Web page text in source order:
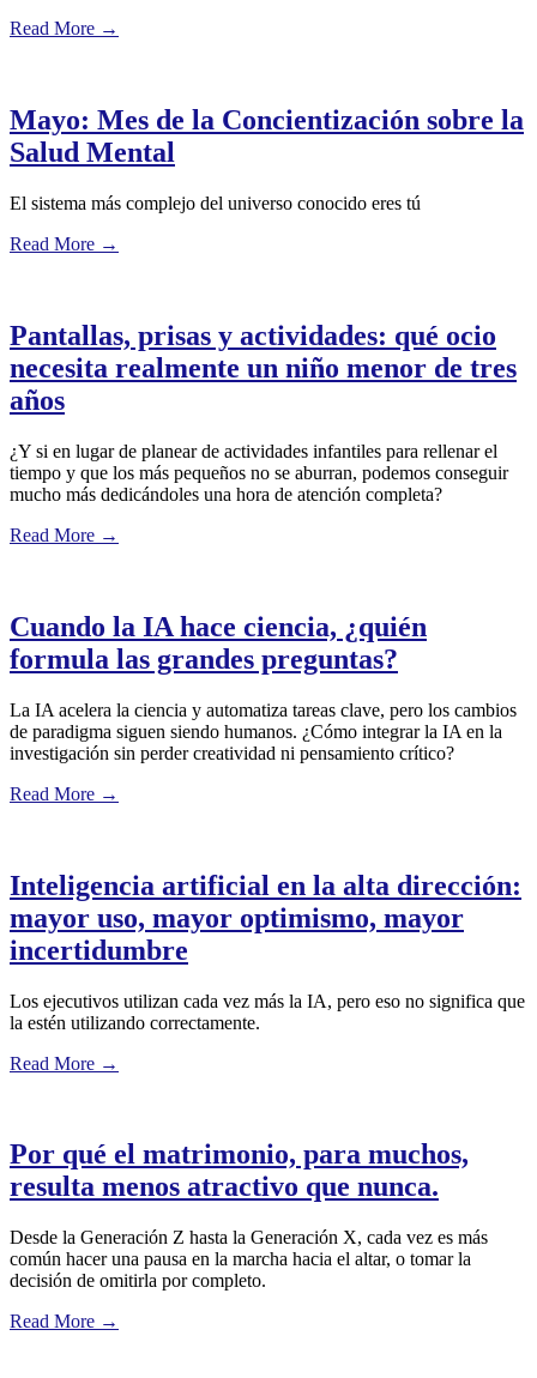
Read More →
Mayo: Mes de la Concientización sobre la
Salud Mental
El sistema más complejo del universo conocido eres tú
Read More →
Pantallas, prisas y actividades: qué ocio
necesita realmente un niño menor de tres
años
¿Y si en lugar de planear de actividades infantiles para rellenar el
tiempo y que los más pequeños no se aburran, podemos conseguir
mucho más dedicándoles una hora de atención completa?
Read More →
Cuando la IA hace ciencia, ¿quién
formula las grandes preguntas?
La IA acelera la ciencia y automatiza tareas clave, pero los cambios
de paradigma siguen siendo humanos. ¿Cómo integrar la IA en la
investigación sin perder creatividad ni pensamiento crítico?
Read More →
Inteligencia artificial en la alta dirección:
mayor uso, mayor optimismo, mayor
incertidumbre
Los ejecutivos utilizan cada vez más la IA, pero eso no significa que
la estén utilizando correctamente.
Read More →
Por qué el matrimonio, para muchos,
resulta menos atractivo que nunca.
Desde la Generación Z hasta la Generación X, cada vez es más
común hacer una pausa en la marcha hacia el altar, o tomar la
decisión de omitirla por completo.
Read More →